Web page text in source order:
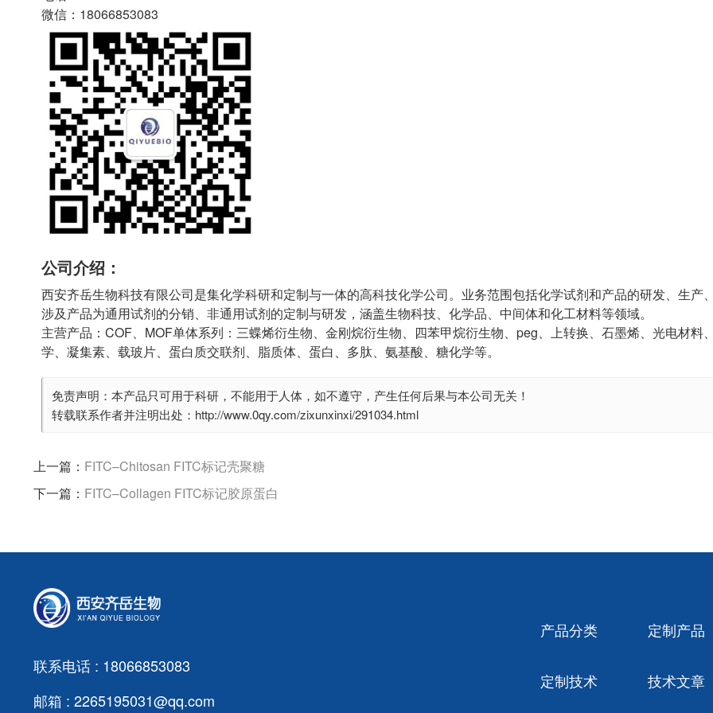
微信：18066853083
公司介绍：
西安齐岳生物科技有限公司是集化学科研和定制与一体的高科技化学公司。业务范围包括化学试剂和产品的研发、生产、
涉及产品为通用试剂的分销、非通用试剂的定制与研发，涵盖生物科技、化学品、中间体和化工材料等领域。
主营产品：COF、MOF单体系列：三蝶烯衍生物、金刚烷衍生物、四苯甲烷衍生物、peg、上转换、石墨烯、光电材料
学、凝集素、载玻片、蛋白质交联剂、脂质体、蛋白、多肽、氨基酸、糖化学等。
免责声明：本产品只可用于科研，不能用于人体，如不遵守，产生任何后果与本公司无关！
转载联系作者并注明出处：http://www.0qy.com/zixunxinxi/291034.html
上一篇： FITC–Chitosan FITC标记壳聚糖
下一篇： FITC–Collagen FITC标记胶原蛋白
联系电话 : 18066853083
邮箱 : 2265195031@qq.com
产品分类 定制产品
定制技术 技术文章